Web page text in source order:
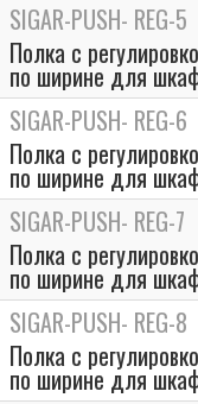
SIGAR-PUSH- REG-5
Полка с
по ширине для
SIGAR-PUSH- REG-6
Полка с
по ширине для
SIGAR-PUSH- REG-7
Полка с
по ширине для
SIGAR-PUSH- REG-8
Полка с
по ширине для